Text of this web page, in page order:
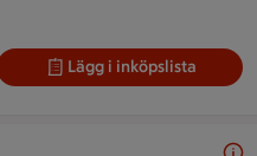
Lägg i inköpslista